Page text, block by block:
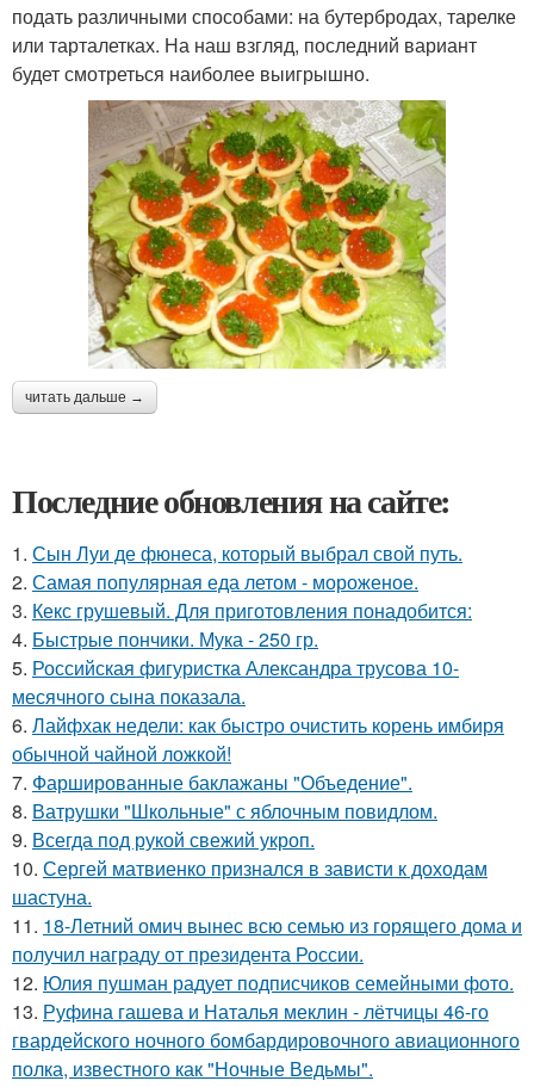
подать различными способами: на бутербродах, тарелке
или тарталетках. На наш взгляд, последний вариант
будет смотреться наиболее выигрышно.
читать дальше →
Последние обновления на сайте:
1. Сын Луи де фюнеса, который выбрал свой путь.
2. Самая популярная еда летом - мороженое.
3. Кекс грушевый. Для приготовления понадобится:
4. Быстрые пончики. Мука - 250 гр.
5. Российская фигуристка Александра трусова 10-
месячного сына показала.
6. Лайфхак недели: как быстро очистить корень имбиря
обычной чайной ложкой!
7. Фаршированные баклажаны "Объедение".
8. Ватрушки "Школьные" с яблочным повидлом.
9. Всегда под рукой свежий укроп.
10. Сергей матвиенко признался в зависти к доходам
шастуна.
11. 18-Летний омич вынес всю семью из горящего дома и
получил награду от президента России.
12. Юлия пушман радует подписчиков семейными фото.
13. Руфина гашева и Наталья меклин - лётчицы 46-го
гвардейского ночного бомбардировочного авиационного
полка, известного как "Ночные Ведьмы".